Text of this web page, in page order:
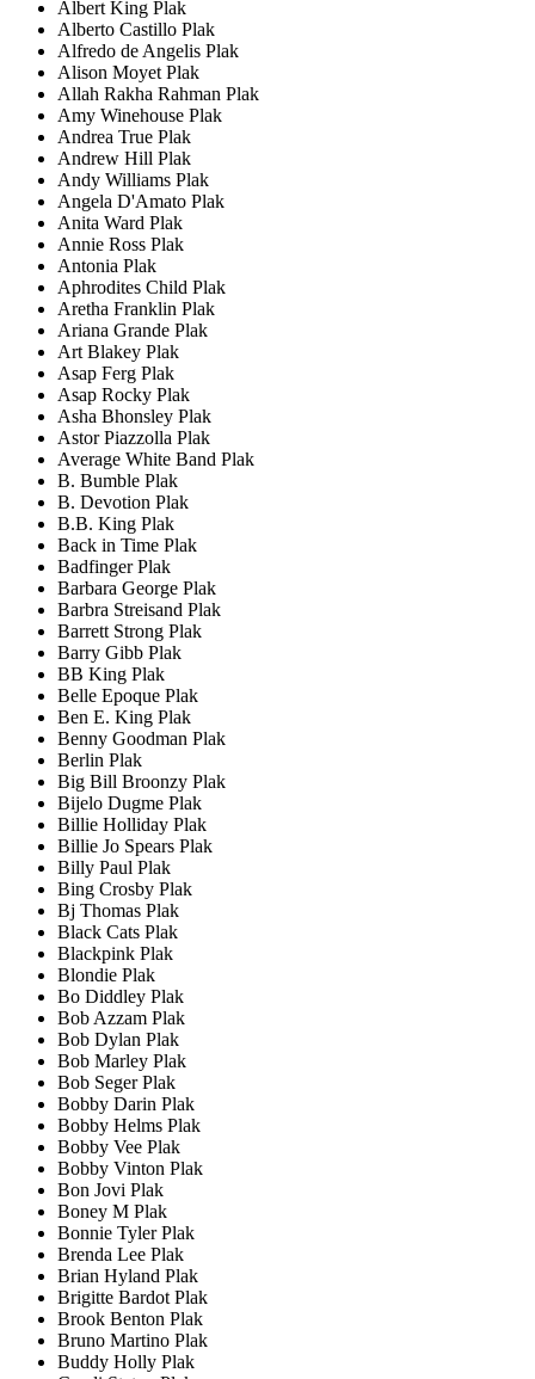
Albert King Plak
Alberto Castillo Plak
Alfredo de Angelis Plak
Alison Moyet Plak
Allah Rakha Rahman Plak
Amy Winehouse Plak
Andrea True Plak
Andrew Hill Plak
Andy Williams Plak
Angela D'Amato Plak
Anita Ward Plak
Annie Ross Plak
Antonia Plak
Aphrodites Child Plak
Aretha Franklin Plak
Ariana Grande Plak
Art Blakey Plak
Asap Ferg Plak
Asap Rocky Plak
Asha Bhonsley Plak
Astor Piazzolla Plak
Average White Band Plak
B. Bumble Plak
B. Devotion Plak
B.B. King Plak
Back in Time Plak
Badfinger Plak
Barbara George Plak
Barbra Streisand Plak
Barrett Strong Plak
Barry Gibb Plak
BB King Plak
Belle Epoque Plak
Ben E. King Plak
Benny Goodman Plak
Berlin Plak
Big Bill Broonzy Plak
Bijelo Dugme Plak
Billie Holliday Plak
Billie Jo Spears Plak
Billy Paul Plak
Bing Crosby Plak
Bj Thomas Plak
Black Cats Plak
Blackpink Plak
Blondie Plak
Bo Diddley Plak
Bob Azzam Plak
Bob Dylan Plak
Bob Marley Plak
Bob Seger Plak
Bobby Darin Plak
Bobby Helms Plak
Bobby Vee Plak
Bobby Vinton Plak
Bon Jovi Plak
Boney M Plak
Bonnie Tyler Plak
Brenda Lee Plak
Brian Hyland Plak
Brigitte Bardot Plak
Brook Benton Plak
Bruno Martino Plak
Buddy Holly Plak